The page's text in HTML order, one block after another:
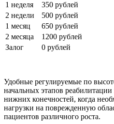
1 неделя
350 рублей
2 недели
500 рублей
1 месяц
650 рублей
2 месяца
1200 рублей
Залог
0 рублей
Удобные регулируемые по
начальных этапов
нижних конечностей, когда
нагрузки на поврежденную
пациентов различного роста.